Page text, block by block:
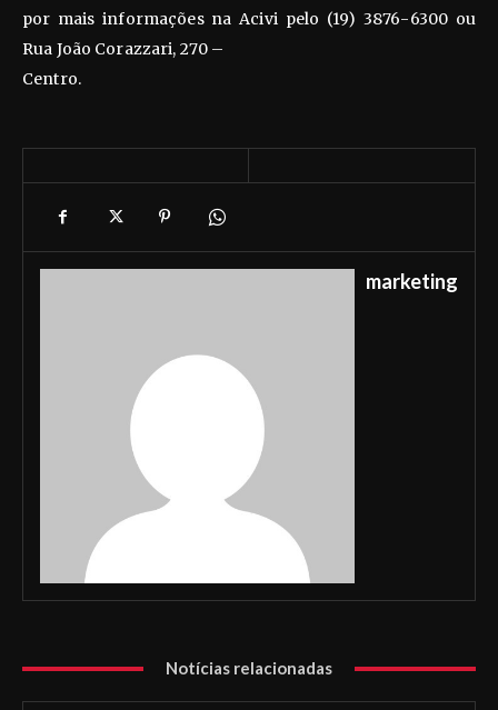
por mais informações na Acivi pelo (19) 3876-6300 ou
Rua João Corazzari, 270 –
Centro.
marketing
Notícias relacionadas